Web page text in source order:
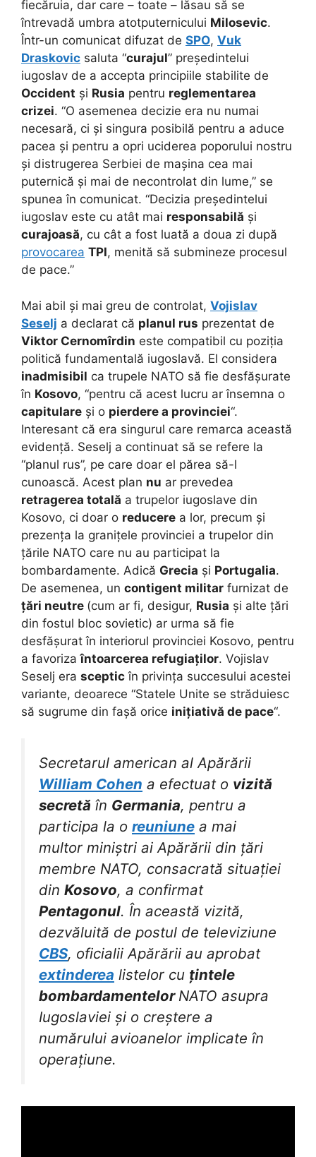
fiecăruia, dar care – toate – lăsau să se
întrevadă umbra atotputernicului Milosevic.
Într-un comunicat difuzat de SPO, Vuk
Draskovic saluta “curajul” președintelui
iugoslav de a accepta principiile stabilite de
Occident și Rusia pentru reglementarea
crizei. “O asemenea decizie era nu numai
necesară, ci și singura posibilă pentru a aduce
pacea și pentru a opri uciderea poporului nostru
și distrugerea Serbiei de mașina cea mai
puternică și mai de necontrolat din lume,” se
spunea în comunicat. “Decizia președintelui
iugoslav este cu atât mai responsabilă și
curajoasă, cu cât a fost luată a doua zi după
provocarea TPI, menită să submineze procesul
de pace.”
Mai abil și mai greu de controlat, Vojislav
Seselj a declarat că planul rus prezentat de
Viktor Cernomîrdin este compatibil cu poziția
politică fundamentală iugoslavă. El considera
inadmisibil ca trupele NATO să fie desfășurate
în Kosovo, “pentru că acest lucru ar însemna o
capitulare și o pierdere a provinciei“.
Interesant că era singurul care remarca această
evidență. Seselj a continuat să se refere la
“planul rus”, pe care doar el părea să-l
cunoască. Acest plan nu ar prevedea
retragerea totală a trupelor iugoslave din
Kosovo, ci doar o reducere a lor, precum și
prezența la granițele provinciei a trupelor din
țările NATO care nu au participat la
bombardamente. Adică Grecia și Portugalia.
De asemenea, un contigent militar furnizat de
țări neutre (cum ar fi, desigur, Rusia și alte țări
din fostul bloc sovietic) ar urma să fie
desfășurat în interiorul provinciei Kosovo, pentru
a favorizaîntoarcerea refugiaților. Vojislav
Seselj era sceptic în privința succesului acestei
variante, deoarece “Statele Unite se străduiesc
să sugrume din fașă orice inițiativă de pace“.
Secretarul american al Apărării
William Cohen a efectuat o vizită
secretă în Germania, pentru a
participa la o reuniune a mai
multor miniștri ai Apărării din țări
membre NATO, consacrată situației
din Kosovo, a confirmat
Pentagonul. În această vizită,
dezvăluită de postul de televiziune
CBS, oficialii Apărării au aprobat
extinderea listelor cu țintele
bombardamentelor NATO asupra
Iugoslaviei și o creștere a
numărului avioanelor implicate în
operațiune.